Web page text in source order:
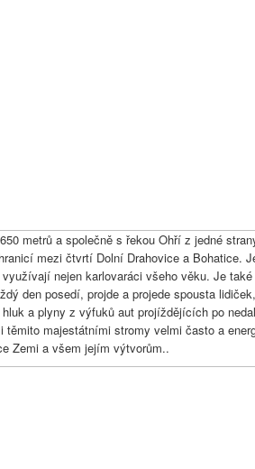
metrů a společně s řekou Ohří z jedné
mezi čtvrtí Dolní Drahovice a Bohatice.
nejen karlovaráci všeho věku. Je
den posedí, projde a projede spousta
a plyny z výfuků aut projíždějících po
majestátními stromy velmi často a
Zemi a všem jejím výtvorům..